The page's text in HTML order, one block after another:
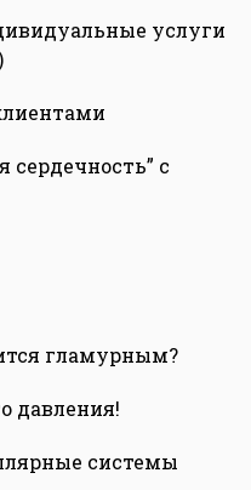
услуги
сердечность” с
гламурным?
давления!
системы